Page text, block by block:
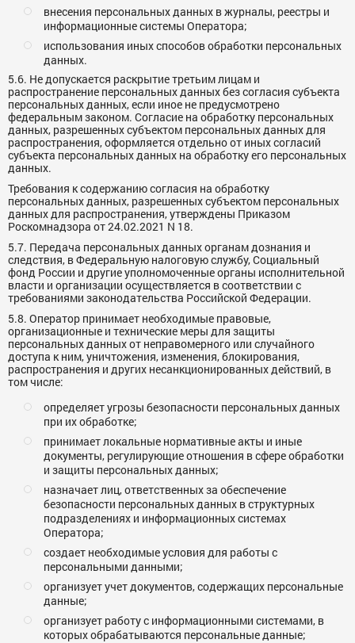
внесения персональных данных в журналы, реестры и
информационные системы Оператора;
использования иных способов обработки персональных
данных.
5.6. Не допускается раскрытие третьим лицам и
распространение персональных данных без согласия субъекта
персональных данных, если иное не предусмотрено
федеральным законом. Согласие на обработку персональных
данных, разрешенных субъектом персональных данных для
распространения, оформляется отдельно от иных согласий
субъекта персональных данных на обработку его персональных
данных.
Требования к содержанию согласия на обработку
персональных данных, разрешенных субъектом персональных
данных для распространения, утверждены Приказом
Роскомнадзора от 24.02.2021 N 18.
5.7. Передача персональных данных органам дознания и
следствия, в Федеральную налоговую службу, Социальный
фонд России и другие уполномоченные органы исполнительной
власти и организации осуществляется в соответствии с
требованиями законодательства Российской Федерации.
5.8. Оператор принимает необходимые правовые,
организационные и технические меры для защиты
персональных данных от неправомерного или случайного
доступа к ним, уничтожения, изменения, блокирования,
распространения и других несанкционированных действий, в
том числе:
определяет угрозы безопасности персональных данных
при их обработке;
принимает локальные нормативные акты и иные
документы, регулирующие отношения в сфере обработки
и защиты персональных данных;
назначает лиц, ответственных за обеспечение
безопасности персональных данных в структурных
подразделениях и информационных системах
Оператора;
создает необходимые условия для работы с
персональными данными;
организует учет документов, содержащих персональные
данные;
организует работу с информационными системами, в
которых обрабатываются персональные данные;